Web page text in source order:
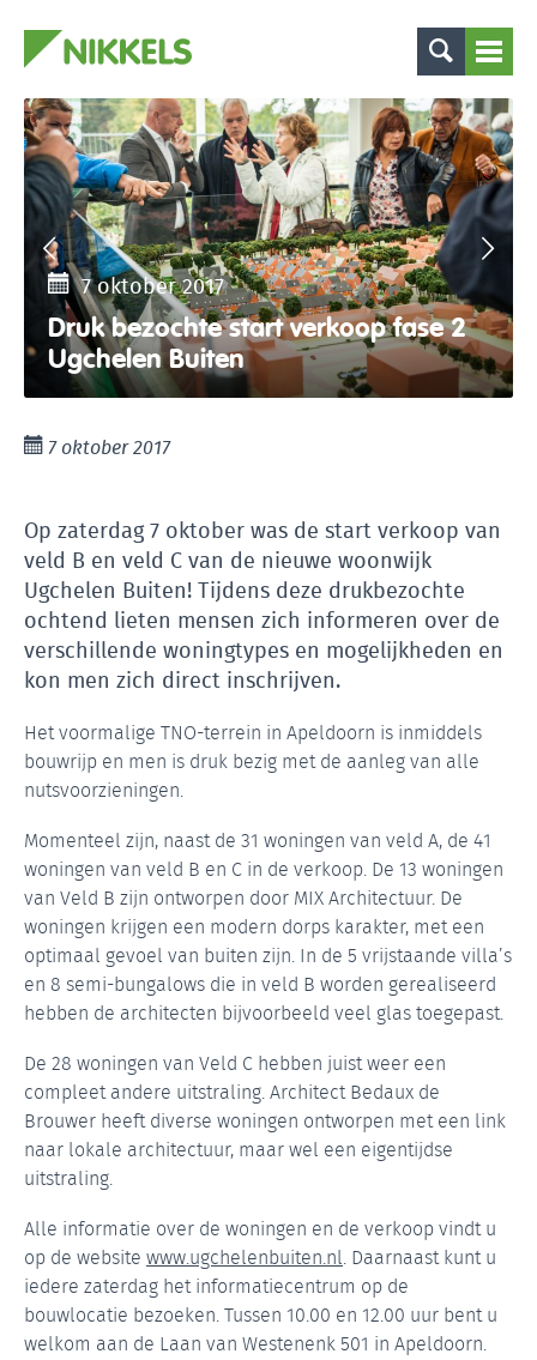
7 oktober 2017
Druk bezochte start verkoop fase 2
Ugchelen Buiten
7 oktober 2017
Op zaterdag 7 oktober was de start verkoop van
veld B en veld C van de nieuwe woonwijk
Ugchelen Buiten! Tijdens deze drukbezochte
ochtend lieten mensen zich informeren over de
verschillende woningtypes en mogelijkheden en
kon men zich direct inschrijven.
Het voormalige TNO-terrein in Apeldoorn is inmiddels
bouwrijp en men is druk bezig met de aanleg van alle
nutsvoorzieningen.
Momenteel zijn, naast de 31 woningen van veld A, de 41
woningen van veld B en C in de verkoop. De 13 woningen
van Veld B zijn ontworpen door MIX Architectuur. De
woningen krijgen een modern dorps karakter, met een
optimaal gevoel van buiten zijn. In de 5 vrijstaande villa’s
en 8 semi-bungalows die in veld B worden gerealiseerd
hebben de architecten bijvoorbeeld veel glas toegepast.
De 28 woningen van Veld C hebben juist weer een
compleet andere uitstraling. Architect Bedaux de
Brouwer heeft diverse woningen ontworpen met een link
naar lokale architectuur, maar wel een eigentijdse
uitstraling.
Alle informatie over de woningen en de verkoop vindt u
op de website www.ugchelenbuiten.nl. Daarnaast kunt u
iedere zaterdag het informatiecentrum op de
bouwlocatie bezoeken. Tussen 10.00 en 12.00 uur bent u
welkom aan de Laan van Westenenk 501 in Apeldoorn.